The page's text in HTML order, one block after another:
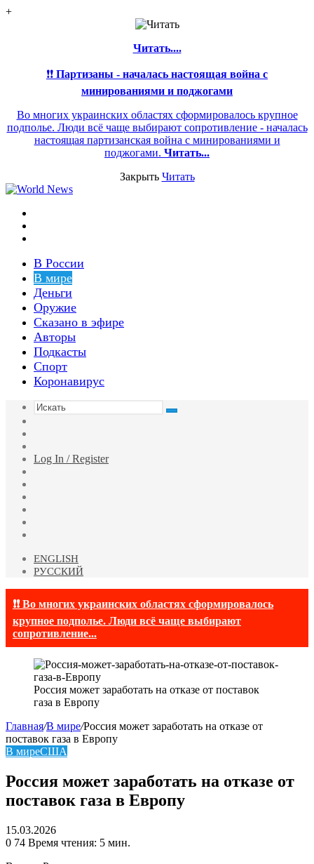
+
Читать....
❗❗ Партизаны - началась настоящая война с
минированиями и поджогами
Во многих украинских областях сформировалось крупное
подполье. Люди всё чаще выбирают сопротивление - началась
настоящая партизанская война с минированиями и
поджогами. Читать...
Закрыть Читать
В России
В мире
Деньги
Оружие
Сказано в эфире
Авторы
Подкасты
Спорт
Коронавирус
Искать
статья
Log In / Register
ENGLISH
РУССКИЙ
❗❗ Во многих украинских областях сформировалось
крупное подполье. Люди всё чаще выбирают
сопротивление...
Россия может заработать на отказе от поставок
газа в Европу
Главная/В мире/Россия может заработать на отказе от
поставок газа в Европу
В миреСША
Россия может заработать на отказе от
поставок газа в Европу
15.03.2026
0 74 Время чтения: 5 мин.